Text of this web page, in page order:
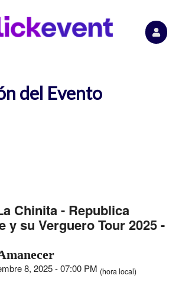
del Evento
Chinita - Republica
y su Verguero Tour 2025 -
8, 2025 - 07:00 PM (hora local)